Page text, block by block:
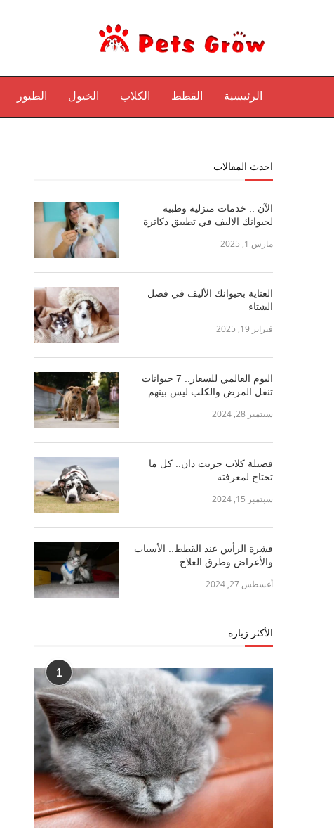
الرئيسية القطط الكلاب الخيول الطيور
احدث المقالات
الآن .. خدمات منزلية وطبية
لحيوانك الاليف في تطبيق دكاترة
مارس 1, 2025
العناية بحيوانك الأليف في فصل
الشتاء
فبراير 19, 2025
اليوم العالمي للسعار.. 7 حيوانات
تنقل المرض والكلب ليس بينهم
سبتمبر 28, 2024
فصيلة كلاب جريت دان.. كل ما
تحتاج لمعرفته
سبتمبر 15, 2024
قشرة الرأس عند القطط.. الأسباب
والأعراض وطرق العلاج
أغسطس 27, 2024
الأكثر زيارة
1